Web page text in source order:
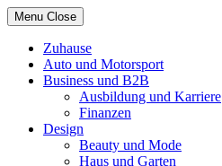
Skip
to
content
Menu Close
Zuhause
Auto und Motorsport
Business und B2B
Ausbildung und Karriere
Finanzen
Design
Beauty und Mode
Haus und Garten